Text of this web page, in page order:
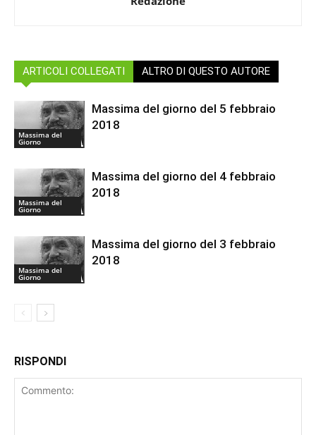
ARTICOLI COLLEGATI ALTRO DI QUESTO AUTORE
Massima del
Giorno
Massima del giorno del 5 febbraio
2018
Massima del
Giorno
Massima del giorno del 4 febbraio
2018
Massima del
Giorno
Massima del giorno del 3 febbraio
2018
RISPONDI